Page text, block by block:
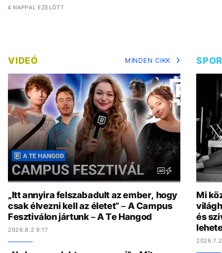
4 NAPPAL EZELŐTT
VIDEÓ MINDEN CIKK
„Itt annyira felszabadult az ember, hogy
csak élvezni kell az életet” – A Campus
Fesztiválon jártunk – A Te Hangod
2026.8.2 9:17
Mi
és